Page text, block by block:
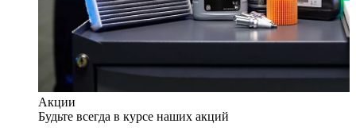
Акции
Будьте всегда в курсе наших акций